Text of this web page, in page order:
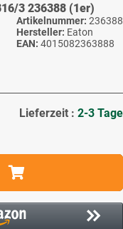
3 236388 (1er)
Artikelnummer: 236388
Hersteller: Eaton
EAN: 4015082363888
Lieferzeit : 2-3 Tage